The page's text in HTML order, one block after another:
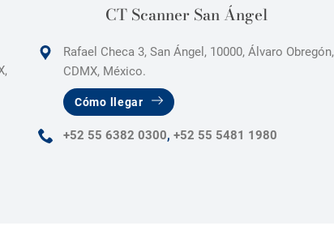
CT Scanner San Ángel
Rafael Checa 3, San Ángel, 10000, Álvaro Obregón,
CDMX, México.
Cómo llegar
+52 55 6382 0300, +52 55 5481 1980